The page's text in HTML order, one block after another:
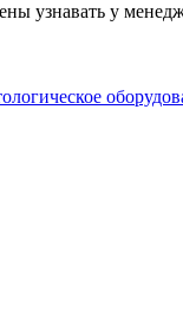
узнавать у